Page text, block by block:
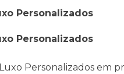
Personalizados
Personalizados
Personalizados em